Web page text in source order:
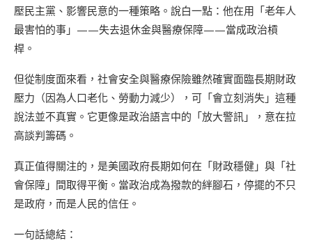
壓民主黨、影響民意的一種策略。說白一點：他在用「老年人
最害怕的事」——失去退休金與醫療保障——當成政治槓
桿。
但從制度面來看，社會安全與醫療保險雖然確實面臨長期財政
壓力（因為人口老化、勞動力減少），可「會立刻消失」這種
說法並不真實。它更像是政治語言中的「放大警訊」，意在拉
高談判籌碼。
真正值得關注的，是美國政府長期如何在「財政穩健」與「社
會保障」間取得平衡。當政治成為撥款的絆腳石，停擺的不只
是政府，而是人民的信任。
一句話總結：